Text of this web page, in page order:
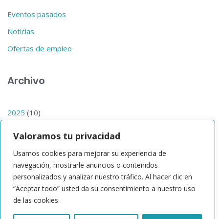
Valoramos tu privacidad
Usamos cookies para mejorar su experiencia de
navegación, mostrarle anuncios o contenidos
personalizados y analizar nuestro tráfico. Al hacer clic en
“Aceptar todo” usted da su consentimiento a nuestro uso
de las cookies.
Eventos pasados
Noticias
Ofertas de empleo
Archivo
2025 (10)
2019(1)
2017(1)